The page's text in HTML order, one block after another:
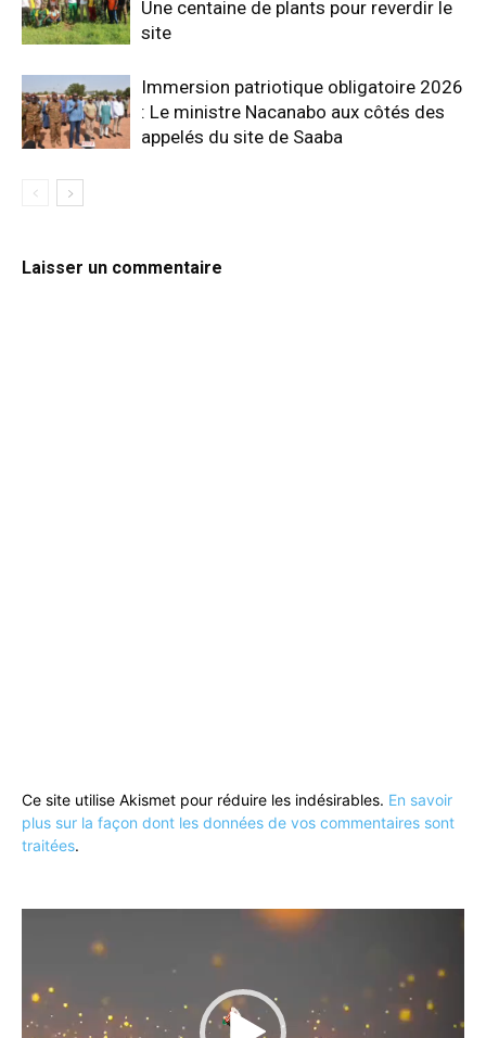
Une centaine de plants pour reverdir le
site
Immersion patriotique obligatoire 2026
: Le ministre Nacanabo aux côtés des
appelés du site de Saaba
Laisser un commentaire
Ce site utilise Akismet pour réduire les indésirables. En savoir
plus sur la façon dont les données de vos commentaires sont
traitées.